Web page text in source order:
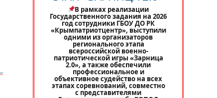
В рамках реализации
Государственного задания на 2026
год сотрудники ГБОУ ДО РК
«Крымпатриотцентр», выступили
одними из организаторов
регионального этапа
всероссийской военно-
патриотической игры «Зарница
2.0», а также обеспечили
профессиональное и
объективное судейство на всех
этапах соревнований, совместно
с представителями